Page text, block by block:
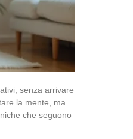
senza arrivare
la mente, ma
che seguono